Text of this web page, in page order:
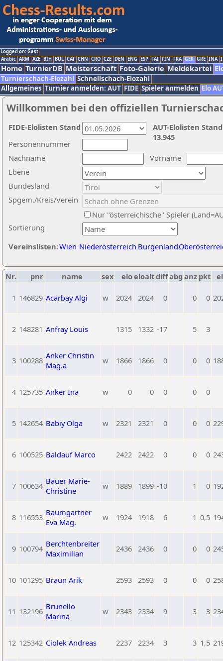
Logged on: Gast
Arabic ARM AZE BIH BUL CAT CHN CRO CZE DEN ENG ESP FAI FIN FRA GER GRE INA
Home TurnierDB Meisterschaft Foto-Galerie Meldekartei
Turnierschach-Elozahl Schnellschach-Elozahl
Allgemeines Turnier anmelden: AUT FIDE Spieler anmelden Elo
Willkommen bei den offiziellen
Nachname
Vorname
Ebene
Sortierung
Personennummer
Bundesland
Spgem./Kreis/Verein
Nur "österreichische" Spieler
Vereinslisten:Wien Niederösterreich Burgenland
AUT-Elolisten
13.945
FIDE-Elolisten Stand
Nr. pnr name sex eloeloaltdiffabg anz pkt
1 146829 Acarbay Algi w 2024 2024 0 0 0
2 148281 Anfray Louis 1315 1332 -17 5 3
3 100288 Anker Christin
Mag.a
w 1866 1866 0 0 0
4 125735 Anker Ina w 0 0 0 0 0
5 142654 Babiy Olga w 2321 2321 0 0 0
6 100525 Baldauf Marco 2422 2422 0 0 0
7 100634 Bauer Marie-
Christine
w 1889 1899 -10 1 0
8 116553 Baumgartner
Eva Mag.
w 1924 1918 6 1 0,5
9 100794 Berchtenbreiter
Maximilian
2436 2436 0 0 0
10 101295 Braun Arik 2593 2593 0 0 0
11 132196 Brunello
Marina
w 2343 2334 9 3 3
12 125342 Ciolek Andreas 2237 2234 3 3 1,5